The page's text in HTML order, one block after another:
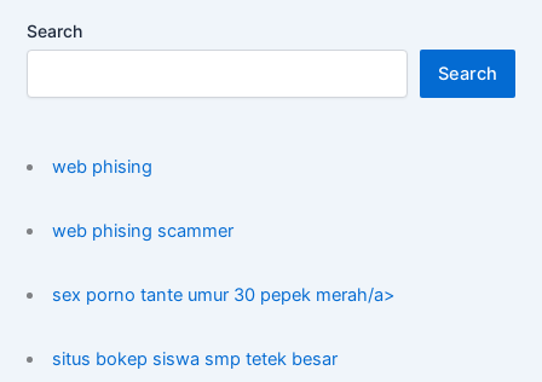
Search
Search
web phising
web phising scammer
sex porno tante umur 30 pepek merah/a>
situs bokep siswa smp tetek besar